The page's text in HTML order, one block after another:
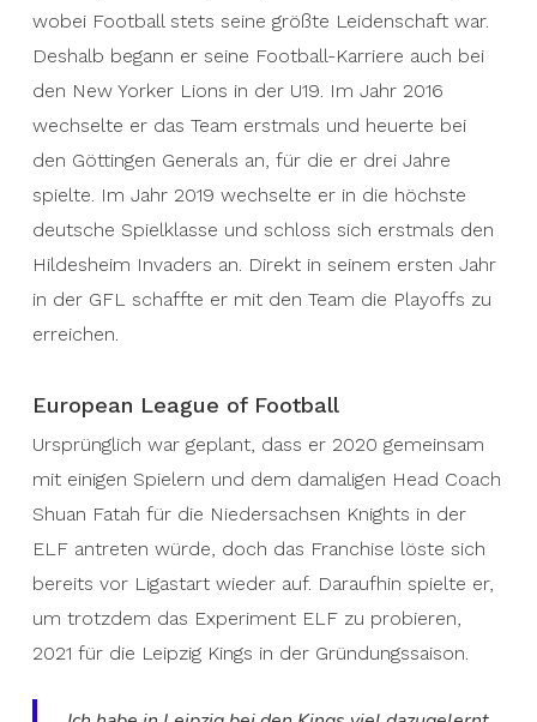
wobei Football stets seine größte Leidenschaft war.
Deshalb begann er seine Football-Karriere auch bei
den New Yorker Lions in der U19. Im Jahr 2016
wechselte er das Team erstmals und heuerte bei
den Göttingen Generals an, für die er drei Jahre
spielte. Im Jahr 2019 wechselte er in die höchste
deutsche Spielklasse und schloss sich erstmals den
Hildesheim Invaders an. Direkt in seinem ersten Jahr
in der GFL schaffte er mit den Team die Playoffs zu
erreichen.
European League of Football
Ursprünglich war geplant, dass er 2020 gemeinsam
mit einigen Spielern und dem damaligen Head Coach
Shuan Fatah für die Niedersachsen Knights in der
ELF antreten würde, doch das Franchise löste sich
bereits vor Ligastart wieder auf. Daraufhin spielte er,
um trotzdem das Experiment ELF zu probieren,
2021 für die Leipzig Kings in der Gründungssaison.